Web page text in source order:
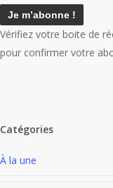
Vérifiez votre boite de
pour confirmer votre
Catégories
À la une